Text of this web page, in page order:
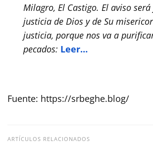
Milagro, El Castigo. El aviso
justicia de Dios y de Su
justicia, porque nos va a
pecados: Leer…
Fuente: https://srbeghe.blog/
ARTÍCULOS RELACIONADOS